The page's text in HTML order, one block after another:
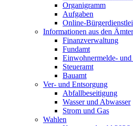
Organigramm
Aufgaben
Online-
Informationen aus den
Finanzverwaltung
Fundamt
Einwohnermelde- und
Steueramt
Bauamt
Ver- und Entsorgung
Abfallbeseitigung
Wasser und Abwasser
Strom und Gas
Wahlen